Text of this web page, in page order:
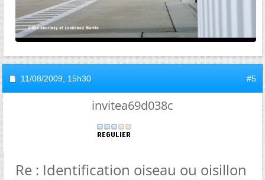
11/08/2009, 15h30 #5
invitea69d038c
Re : Identification oiseau ou oisillon